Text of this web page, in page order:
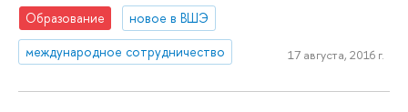
Образование
новое в ВШЭ
международное сотрудничество
17 августа, 2016 г.